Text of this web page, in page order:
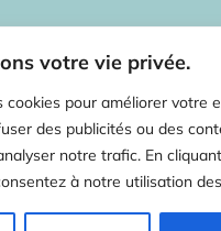
votre vie privée.
cookies pour améliorer votre
des publicités ou des
notre trafic. En
à notre utilisation
Soi – Tous droits réservés | Centre